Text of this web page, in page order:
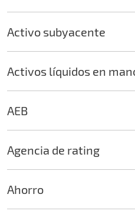
Activo subyacente
Activos líquidos en
AEB
Agencia de rating
Ahorro